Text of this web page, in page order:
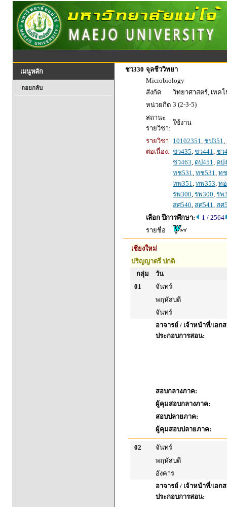
เมนูหลัก
ถอยกลับ
ชว330 จุลชีววิทยา
Microbiology
สังกัด
วิทยาศาสตร์, เทค
หน่วยกิต 3 (2-3-5)
สถานะ
รายวิชา:
ใช้งาน
รายวิชา
ต่อเนื่อง:
10102351, ชป351,
ชว435, ชว441, ชว
ชว463, ดป451, ดป
ทช531, ทช531, ท
ทพ351, ทพ353, ท
รพ300, รพ300, รพ
สศ540, สศ541, สศ
เลือก ปีการศึกษา:
1 / 2564
รายชื่อ
เชียงใหม่
ปริญญาตรี ปกติ
กลุ่ม
วัน
01
จันทร์
พฤหัสบดี
จันทร์
อาจารย์ / เจ้าหน้าที่/เอก
ประกอบการสอน:
สอบกลางภาค:
ผู้คุมสอบกลางภาค:
สอบปลายภาค:
ผู้คุมสอบปลายภาค:
02
จันทร์
พฤหัสบดี
อังคาร
อาจารย์ / เจ้าหน้าที่/เอก
ประกอบการสอน: